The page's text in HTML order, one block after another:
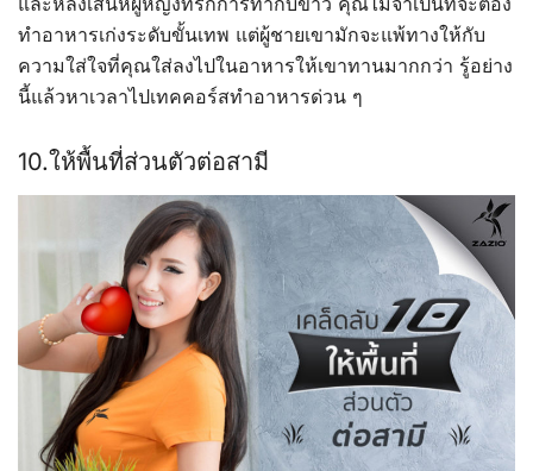
ทำอาหารเก่งระดับขั้นเทพ แต่ผู้ชายเขามักจะแพ้ทางให้กับ
ความใส่ใจที่คุณใส่ลงไปในอาหารให้เขาทานมากกว่า รู้อย่าง
นี้แล้วหาเวลาไปเทคคอร์สทำอาหารด่วน ๆ
10.ให้พื้นที่ส่วนตัวต่อสามี